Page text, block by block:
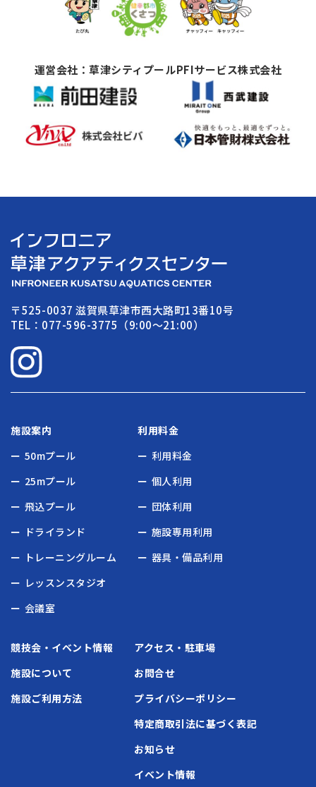
運営会社：草津シティプールPFIサービス株式会社
〒525-0037 滋賀県草津市西大路町13番10号
TEL：077-596-3775（9:00〜21:00）
施設案内
50mプール
25mプール
飛込プール
ドライランド
トレーニングルーム
レッスンスタジオ
会議室
利用料金
利用料金
個人利用
団体利用
施設専用利用
器具・備品利用
競技会・イベント情報
施設について
施設ご利用方法
アクセス・駐車場
お問合せ
プライバシーポリシー
特定商取引法に基づく表記
お知らせ
イベント情報